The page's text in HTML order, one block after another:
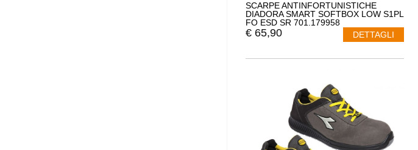
SCARPE ANTINFORTUNISTICHE
DIADORA SMART SOFTBOX LOW S1PL
FO ESD SR 701.179958
€ 65,90 DETTAGLI